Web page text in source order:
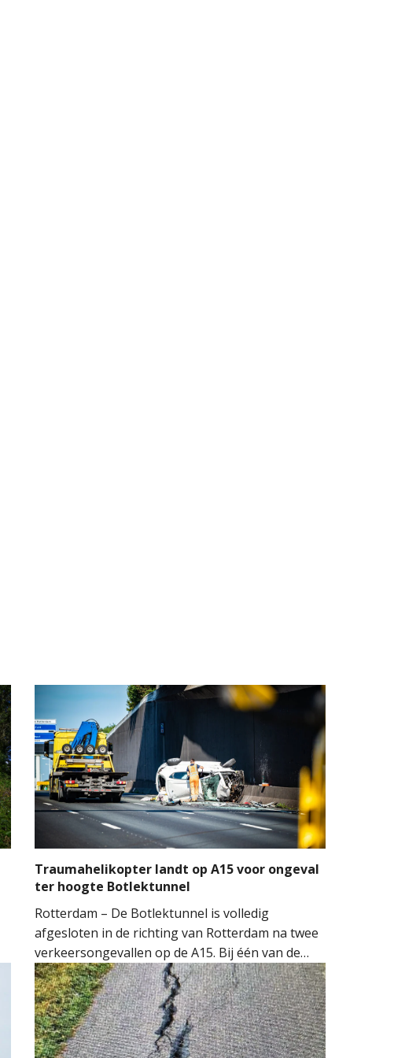
Traumahelikopter landt op A15 voor ongeval
ter hoogte Botlektunnel
Rotterdam – De Botlektunnel is volledig
afgesloten in de richting van Rotterdam na twee
verkeersongevallen op de A15. Bij één van de
ongevallen sloeg een auto over de kop.
Hulpdiensten kwamen massaal ter plaatse.
Meerdere ambulances, de brandweer en het
Mobiel Medisch Team (MMT) werden ingezet. De
traumahelikopter landde op de snelweg om